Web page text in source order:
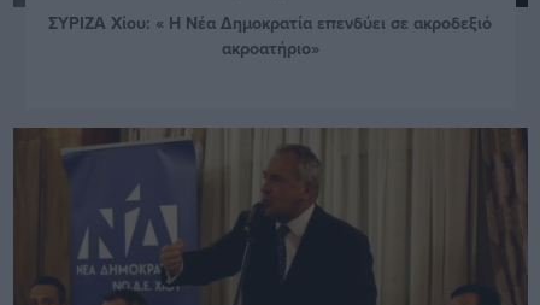
ΣΥΡΙΖΑ Χίου: « Η Νέα Δημοκρατία επενδύει σε ακροδεξιό
ακροατήριο»